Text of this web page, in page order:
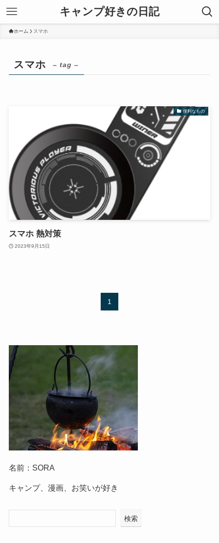
キャンプ好きの日記
ホーム スマホ
スマホ – tag –
便利なもの
スマホ 熱対策
2023年9月15日
1
名前：SORA
キャンプ、漫画、お笑いが好き
検索